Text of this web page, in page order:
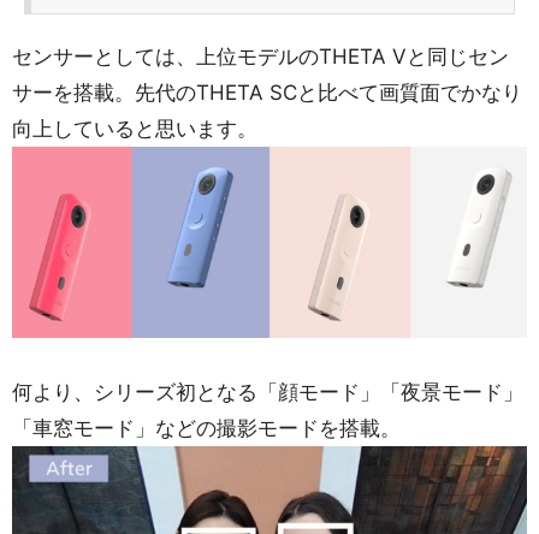
センサーとしては、上位モデルのTHETA Vと同じセン
サーを搭載。先代のTHETA SCと比べて画質面でかなり
向上していると思います。
何より、シリーズ初となる「顔モード」「夜景モード」
「車窓モード」などの撮影モードを搭載。